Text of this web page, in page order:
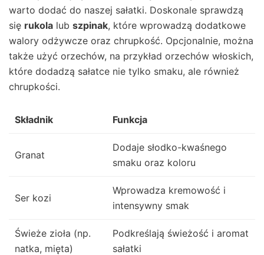
warto dodać do naszej sałatki. Doskonale sprawdzą
się rukola lub szpinak, które wprowadzą dodatkowe
walory odżywcze oraz chrupkość. Opcjonalnie, można
także użyć orzechów, na przykład orzechów włoskich,
które dodadzą sałatce nie tylko smaku, ale również
chrupkości.
Składnik Funkcja
Granat
Dodaje słodko-kwaśnego
smaku oraz koloru
Ser kozi
Wprowadza kremowość i
intensywny smak
Świeże zioła (np.
natka, mięta)
Podkreślają świeżość i aromat
sałatki